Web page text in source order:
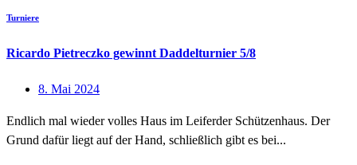
Turniere
Ricardo Pietreczko gewinnt Daddelturnier 5/8
8. Mai 2024
Endlich mal wieder volles Haus im Leiferder Schützenhaus. Der
Grund dafür liegt auf der Hand, schließlich gibt es bei...